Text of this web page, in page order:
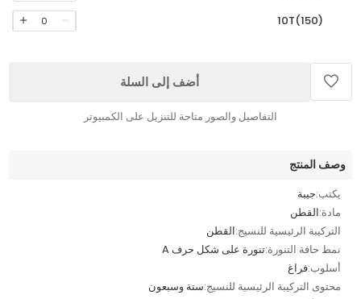
10T(150)
0
أضف إلى السلة
التفاصيل والصور متاحة للتنزيل على الكمبيوتر
وصف المنتج
يكتب:جيبة
مادة:القطن
التركيبة الرئيسية للنسيج:القطن
نمط حافة التنورة:تنورة على شكل حرف A
أسلوب:فراغ
محتوى التركيبة الرئيسية للنسيج:ستة وسبعون